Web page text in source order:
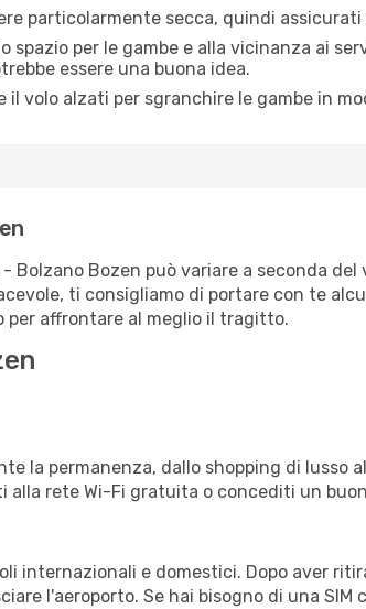
particolarmente secca, quindi
spazio per le gambe e alla vicinanza ai
essere una buona idea.
il volo alzati per sgranchire le gambe in
Bolzano Bozen può variare a seconda
ti consigliamo di portare con te
per affrontare al meglio il tragitto.
la permanenza, dallo shopping di
alla rete Wi-Fi gratuita o concediti un
internazionali e domestici. Dopo aver
l'aeroporto. Se hai bisogno di una SIM